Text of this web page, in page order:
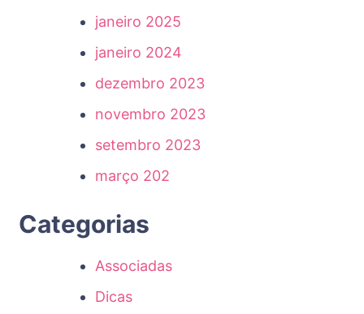
janeiro 2025
janeiro 2024
dezembro 2023
novembro 2023
setembro 2023
março 202
Categorias
Associadas
Dicas